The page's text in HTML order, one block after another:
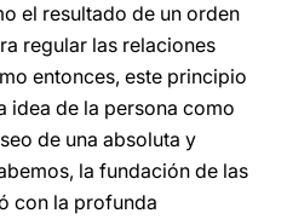
el resultado de un orden
regular las relaciones
entonces, este principio
idea de la persona como
de una absoluta y
la fundación de las
con la profunda